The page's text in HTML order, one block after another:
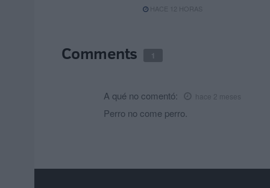
HACE 12 HORAS
Comments 1
A qué no comentó: hace 2 meses
Perro no come perro.